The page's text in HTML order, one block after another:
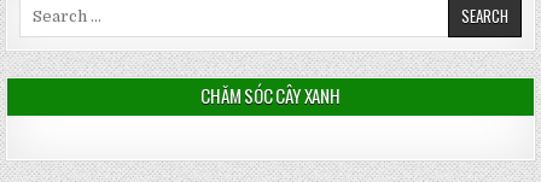
CHĂM SÓC CÂY XANH